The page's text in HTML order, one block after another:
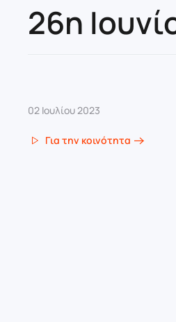
26η
02 Ιουλίου 2023
Για την κοινότητα